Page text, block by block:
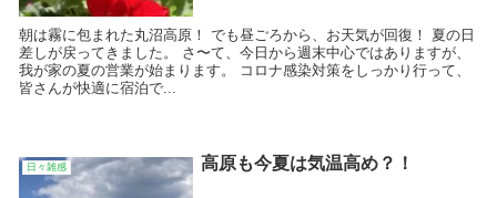
朝は霧に包まれた丸沼高原！ でも昼ごろから、お天気が回復！ 夏の日
差しが戻ってきました。 さ〜て、今日から週末中心ではありますが、
我が家の夏の営業が始まります。 コロナ感染対策をしっかり行って、
皆さんが快適に宿泊で...
日々雑感 高原も今夏は気温高め？！